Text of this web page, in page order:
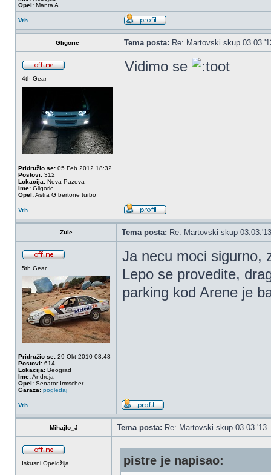
Opel: Manta A
Vrh
Gligoric Tema posta: Re: Martovski skup
4th Gear
Pridružio se: 05 Feb 2012 18:32
Postovi: 312
Lokacija: Nova Pazova
Ime: Gligoric
Opel:Astra G bertone turbo
Vidimo se
Vrh
Zule Tema posta: Re: Martovski skup
5th Gear
Pridružio se: 29 Okt 2010 08:48
Postovi: 614
Lokacija: Beograd
Ime:Andreja
Opel: Senator Irmscher
Garaza: pogledaj
Ja necu moci sigurno,
Lepo se provedite,
parking kod Arene je
Vrh
Mihajlo_J Tema posta: Re: Martovski skup 03.03.'13.
Iskusni Opeldžija pistre je napisao: